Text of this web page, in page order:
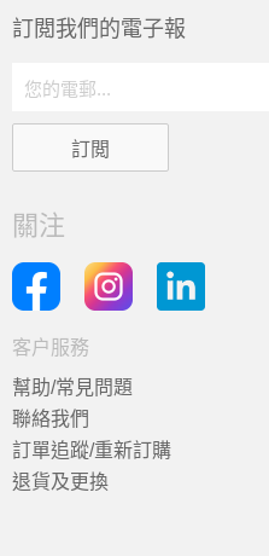
訂閲我們的電子報
關注
客户服務
幫助/常見問題
聯絡我們
訂單追蹤/重新訂購
退貨及更換